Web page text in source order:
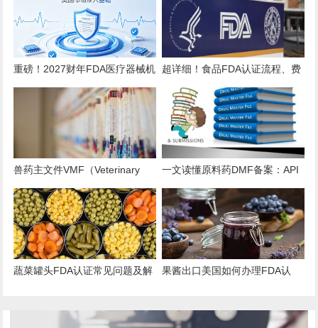
重磅！2027财年FDA医疗器械机
构注册年费上调至 $13785！
超详细！食品FDA认证流程、费
用、时效、误区解析
兽药主文件VMF（Veterinary
Master Files）注册办理指南
一文读懂原料药DMF备案：API
出口的“身份证”与“通行证”
蔬菜罐头FDA认证常见问题及解
果酱出口美国如何办理FDA认